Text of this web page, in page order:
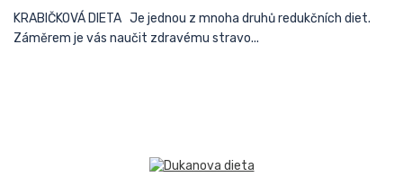
KRABIČKOVÁ DIETA Je jednou z mnoha druhů redukčních diet.
Záměrem je vás naučit zdravému stravo...